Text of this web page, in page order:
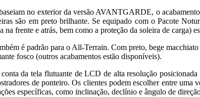
no exterior da versão AVANTGARDE, o
são em preto brilhante. Se equipado com o Pacote
frente e atrás, bem como a proteção da soleira de carga)
é padrão para o All-Terrain. Com preto, bege
fosco (outros acabamentos estão disponíveis).
da tela flutuante de LCD de alta resolução
de ponteiro. Os clientes podem escolher entre
específicas, como inclinação, declínio e ângulo de